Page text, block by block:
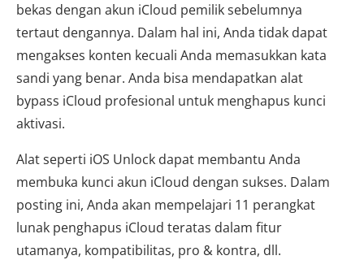
bekas dengan akun iCloud pemilik sebelumnya
tertaut dengannya. Dalam hal ini, Anda tidak dapat
mengakses konten kecuali Anda memasukkan kata
sandi yang benar. Anda bisa mendapatkan alat
bypass iCloud profesional untuk menghapus kunci
aktivasi.
Alat seperti iOS Unlock dapat membantu Anda
membuka kunci akun iCloud dengan sukses. Dalam
posting ini, Anda akan mempelajari 11 perangkat
lunak penghapus iCloud teratas dalam fitur
utamanya, kompatibilitas, pro & kontra, dll.